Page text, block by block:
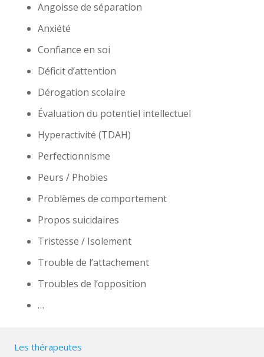
Angoisse de séparation
Anxiété
Confiance en soi
Déficit d’attention
Dérogation scolaire
Évaluation du potentiel intellectuel
Hyperactivité (TDAH)
Perfectionnisme
Peurs / Phobies
Problèmes de comportement
Propos suicidaires
Tristesse / Isolement
Trouble de l’attachement
Troubles de l’opposition
…
Les thérapeutes